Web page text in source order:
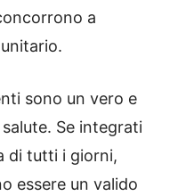
a
sono un vero e
Se integrati
di tutti i giorni,
essere un valido